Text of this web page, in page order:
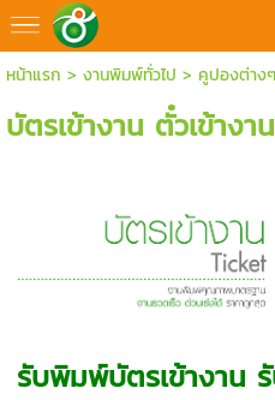
หน้าแรก > งานพิมพ์ทั่วไป > คูปองต่างๆ
บัตรเข้างาน ตั๋วเข้างาน
รับพิมพ์บัตรเข้างาน